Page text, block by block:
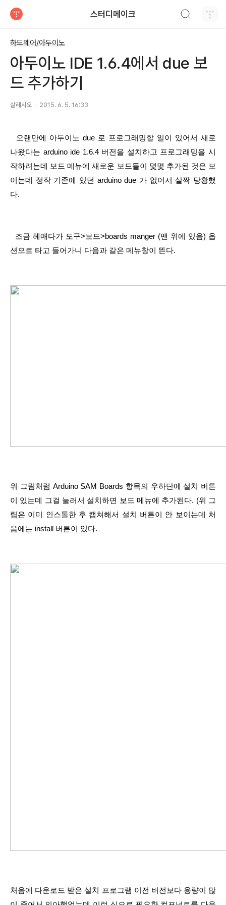
스터디메이크
하드웨어/아두이노
아두이노 IDE 1.6.4에서 due 보
드 추가하기
살레시오 2015. 6. 5. 16:33
나왔다는 arduino ide 1.6.4 버전을 설치하고 프로그래밍을 시
작하려는데 보드 메뉴에 새로운 보드들이 몇몇 추가된 것은 보
이는데 정작 기존에 있던 arduino due 가 없어서 살짝 당황했
다.
션으로 타고 들어가니 다음과 같은 메뉴창이 뜬다.
위 그림처럼 Arduino SAM Boards 항목의 우하단에 설치 버튼
이 있는데 그걸 눌러서 설치하면 보드 메뉴에 추가된다. (위 그
림은 이미 인스톨한 후 캡쳐해서 설치 버튼이 안 보이는데 처
음에는 install 버튼이 있다.
처음에 다운로드 받은 설치 프로그램 이전 버전보다 용량이 많